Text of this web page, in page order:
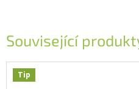
Související
Tip